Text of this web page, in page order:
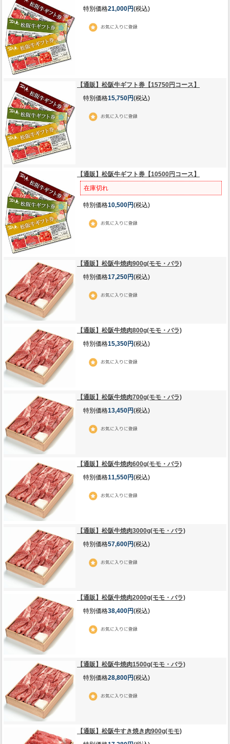
特別価格21,000円(税込)
【通販】松阪牛ギフト券【15750円コース】
特別価格15,750円(税込)
【通販】松阪牛ギフト券【10500円コース】
在庫切れ
特別価格10,500円(税込)
【通販】松阪牛焼肉900g(モモ・バラ)
特別価格17,250円(税込)
【通販】松阪牛焼肉800g(モモ・バラ)
特別価格15,350円(税込)
【通販】松阪牛焼肉700g(モモ・バラ)
特別価格13,450円(税込)
【通販】松阪牛焼肉600g(モモ・バラ)
特別価格11,550円(税込)
【通販】松阪牛焼肉3000g(モモ・バラ)
特別価格57,600円(税込)
【通販】松阪牛焼肉2000g(モモ・バラ)
特別価格38,400円(税込)
【通販】松阪牛焼肉1500g(モモ・バラ)
特別価格28,800円(税込)
【通販】松阪牛すき焼き肉900g(モモ)